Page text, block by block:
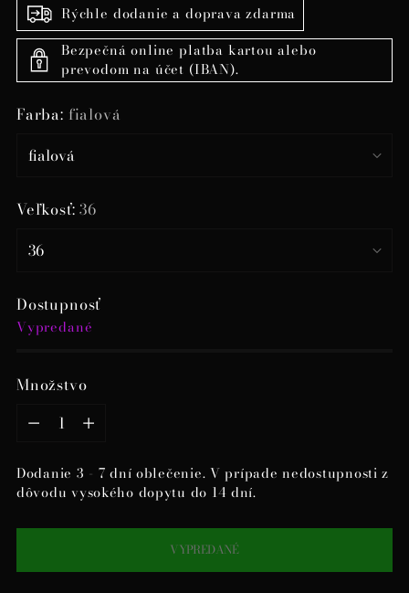
Rýchle dodanie a doprava zdarma
Bezpečná online platba kartou alebo
prevodom na účet (IBAN).
Farba: fialová
Veľkosť:36
Dostupnosť
Vypredané
Množstvo
Množstvo
Dodanie 3 - 7 dní oblečenie. V prípade nedostupnosti z
dôvodu vysokého dopytu do 14 dní.
VYPREDANÉ